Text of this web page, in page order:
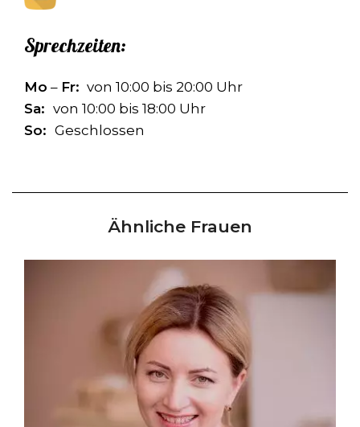
Sprechzeiten:
Mo – Fr: von 10:00 bis 20:00 Uhr
Sa: von 10:00 bis 18:00 Uhr
So: Geschlossen
Ähnliche Frauen